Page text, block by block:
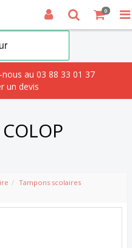
au 03 88 33 01 37
un devis
0
Tampons scolaires